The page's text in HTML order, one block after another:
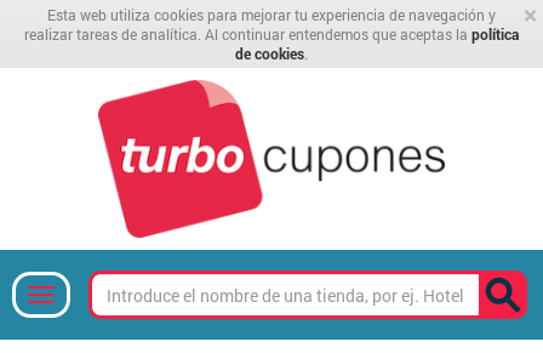
×
Esta web utiliza cookies para mejorar tu experiencia de navegación y
realizar tareas de analítica. Al continuar entendemos que aceptas la política
de cookies